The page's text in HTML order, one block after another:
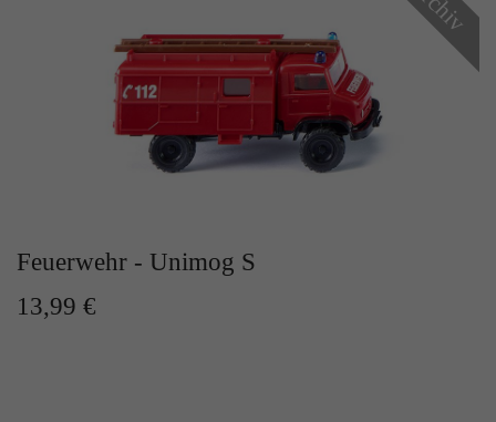
Feuerwehr - Unimog S
13,99 €